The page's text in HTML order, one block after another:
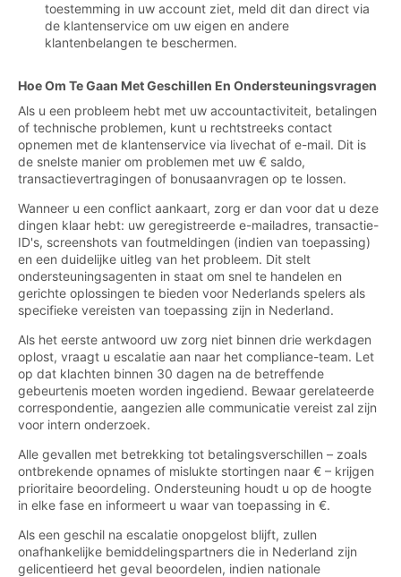
toestemming in uw account ziet, meld dit dan direct via
de klantenservice om uw eigen en andere
klantenbelangen te beschermen.
Hoe Om Te Gaan Met Geschillen En Ondersteuningsvragen
Als u een probleem hebt met uw accountactiviteit, betalingen
of technische problemen, kunt u rechtstreeks contact
opnemen met de klantenservice via livechat of e-mail. Dit is
de snelste manier om problemen met uw € saldo,
transactievertragingen of bonusaanvragen op te lossen.
Wanneer u een conflict aankaart, zorg er dan voor dat u deze
dingen klaar hebt: uw geregistreerde e-mailadres, transactie-
ID's, screenshots van foutmeldingen (indien van toepassing)
en een duidelijke uitleg van het probleem. Dit stelt
ondersteuningsagenten in staat om snel te handelen en
gerichte oplossingen te bieden voor Nederlands spelers als
specifieke vereisten van toepassing zijn in Nederland.
Als het eerste antwoord uw zorg niet binnen drie werkdagen
oplost, vraagt u escalatie aan naar het compliance-team. Let
op dat klachten binnen 30 dagen na de betreffende
gebeurtenis moeten worden ingediend. Bewaar gerelateerde
correspondentie, aangezien alle communicatie vereist zal zijn
voor intern onderzoek.
Alle gevallen met betrekking tot betalingsverschillen – zoals
ontbrekende opnames of mislukte stortingen naar € – krijgen
prioritaire beoordeling. Ondersteuning houdt u op de hoogte
in elke fase en informeert u waar van toepassing in €.
Als een geschil na escalatie onopgelost blijft, zullen
onafhankelijke bemiddelingspartners die in Nederland zijn
gelicentieerd het geval beoordelen, indien nationale